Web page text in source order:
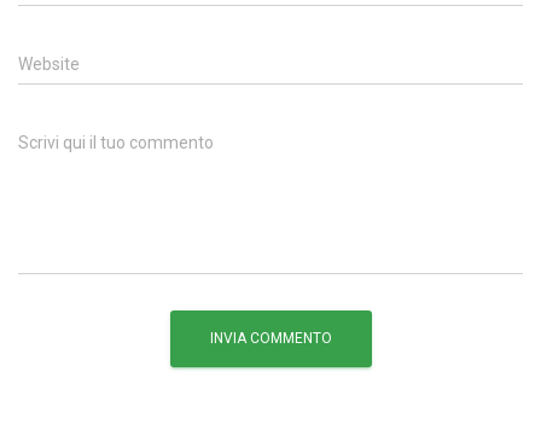
Website
Scrivi qui il tuo commento